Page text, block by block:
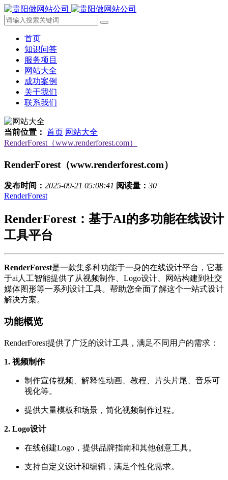
首页
知识问答
服务项目
网站大全
成功案例
关于我们
联系我们
当前位置： 首页 网站大全
RenderForest（www.renderforest.com）
RenderForest（www.renderforest.com）
发布时间： 2025-09-21 05:08:41 阅读量： 30
RenderForest
RenderForest：基于AI的多功能在线设计
工具平台
RenderForest是一款集多种功能于一身的在线设计平台，它基
于ai人工智能提供了从视频制作、Logo设计、网站构建到社交
媒体图形等一系列设计工具。帮助您全面了解这个一站式设计
解决方案。
功能概览
RenderForest提供了广泛的设计工具，满足不同用户的需求：
1. 视频制作
制作宣传视频、解释性动画、教程、片头片尾、音乐可
视化等。
提供大量模板和场景，简化视频制作过程。
2. Logo设计
在线创建Logo，提供品牌指南和其他创意工具。
支持自定义设计和编辑，满足个性化需求。